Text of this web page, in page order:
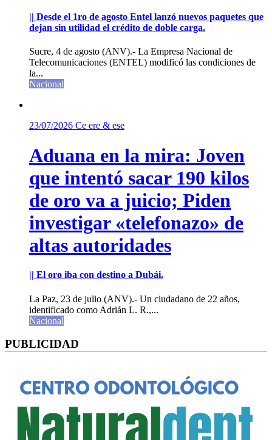
|| Desde el 1ro de agosto Entel lanzó nuevos paquetes que
dejan sin utilidad el crédito de doble carga.
Sucre, 4 de agosto (ANV).- La Empresa Nacional de
Telecomunicaciones (ENTEL) modificó las condiciones de
la...
Nacional
23/07/2026 Ce ere & ese
Aduana en la mira: Joven
que intentó sacar 190 kilos
de oro va a juicio; Piden
investigar «telefonazo» de
altas autoridades
|| El oro iba con destino a Dubái.
La Paz, 23 de julio (ANV).- Un ciudadano de 22 años,
identificado como Adrián L. R.,...
Nacional
PUBLICIDAD